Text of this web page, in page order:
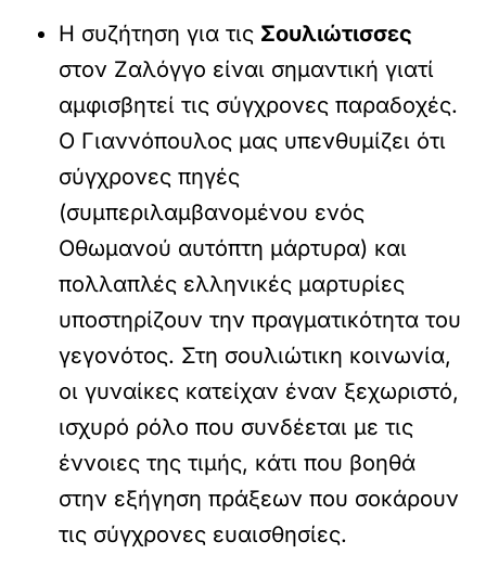
Η συζήτηση για τις Σουλιώτισσες
στον Ζαλόγγο είναι σημαντική γιατί
αμφισβητεί τις σύγχρονες παραδοχές.
Ο Γιαννόπουλος μας υπενθυμίζει ότι
σύγχρονες πηγές
(συμπεριλαμβανομένου ενός
Οθωμανού αυτόπτη μάρτυρα) και
πολλαπλές ελληνικές μαρτυρίες
υποστηρίζουν την πραγματικότητα του
γεγονότος. Στη σουλιώτικη κοινωνία,
οι γυναίκες κατείχαν έναν ξεχωριστό,
ισχυρό ρόλο που συνδέεται με τις
έννοιες της τιμής, κάτι που βοηθά
στην εξήγηση πράξεων που σοκάρουν
τις σύγχρονες ευαισθησίες.